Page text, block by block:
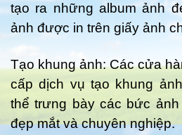
tạo ra những album ảnh
ảnh được in trên giấy ảnh
Tạo khung ảnh: Các cửa
cấp dịch vụ tạo khung
thể trưng bày các bức
đẹp mắt và chuyên nghiệp.